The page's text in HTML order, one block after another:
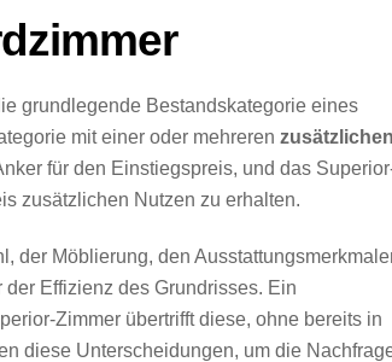
grundlegende Bestandskategorie eines
mit einer oder mehreren zusätzlichen
für den Einstiegspreis, und das
zusätzlichen Nutzen zu erhalten.
der Möblierung, den
Effizienz des Grundrisses. Ein
Zimmer übertrifft diese, ohne bereits in
diese Unterscheidungen, um die